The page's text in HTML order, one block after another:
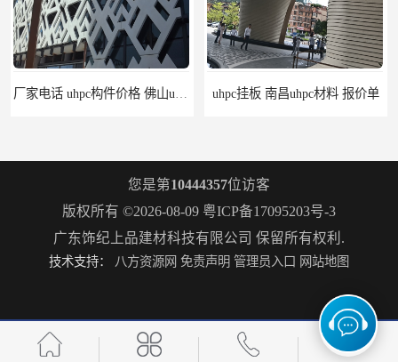
uhpc挂板 南昌uhpc材料 报价单
构件grc 联系方式 佛山grc吊顶厂家 惠州grc生产厂家 grc欧式构件 20年行业经验
您是第10444357位访客
版权所有 ©2026-08-09 粤ICP备17095203号-3
广东饰纪上品建材科技有限公司 保留所有权利.
技术支持： 八方资源网 免责声明 管理员入口 网站地图